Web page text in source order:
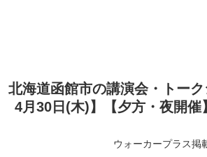
北海道函館市の講演会・トー
4月30日(木)】【夕方・夜開催
ウォーカープラス掲